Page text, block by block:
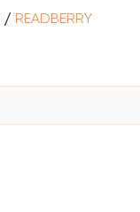
/ READBERRY